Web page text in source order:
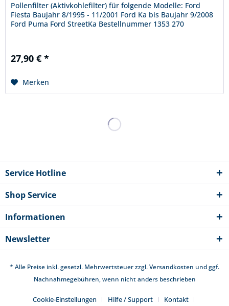
Pollenfilter (Aktivkohlefilter) für folgende Modelle: Ford
Fiesta Baujahr 8/1995 - 11/2001 Ford Ka bis Baujahr 9/2008
Ford Puma Ford StreetKa Bestellnummer 1353 270
27,90 € *
Merken
Service Hotline
Shop Service
Informationen
Newsletter
* Alle Preise inkl. gesetzl. Mehrwertsteuer zzgl.Versandkosten und ggf.
Nachnahmegebühren, wenn nicht anders beschrieben
Cookie-Einstellungen Hilfe / Support Kontakt